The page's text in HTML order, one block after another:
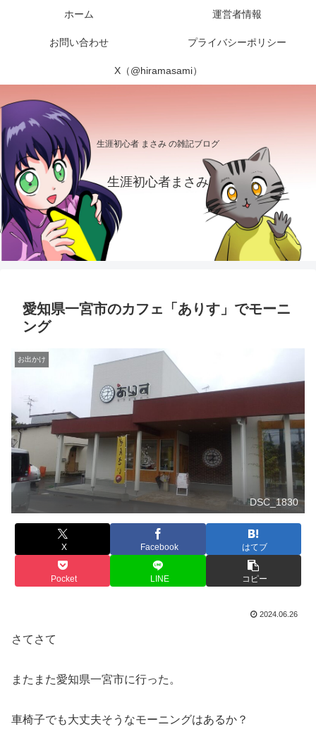
生涯初心者 まさみ の雑記ブログ
生涯初心者まさみ
ホーム 運営者情報
お問い合わせ プライバシーポリシー
X（@hiramasami）
愛知県一宮市のカフェ「ありす」でモーニ
ング
お出かけ
DSC_1830
X Facebook はてブ
Pocket LINE コピー
2024.06.26
さてさて
またまた愛知県一宮市に行った。
車椅子でも大丈夫そうなモーニングはあるか？